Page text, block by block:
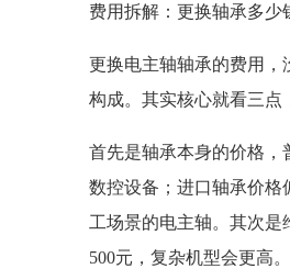
费用拆解：更换轴承多少
更换电主轴轴承的费用，
构成。其实核心就看三点
首先是轴承本身的价格，
数控设备；进口轴承价格
工场景的电主轴。其次是
500元，复杂机型会更高